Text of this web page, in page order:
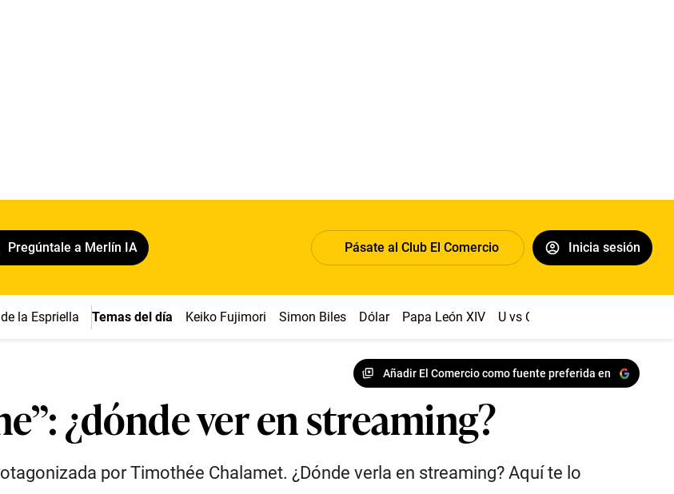
Pregúntale a Merlín IA Pásate al Club El Comercio Inicia sesión
la Espriella Temas del día Keiko Fujimori Simon Biles Dólar Papa León XIV U vs Cristal
Añadir El Comercio como fuente preferida en
¿dónde ver en streaming?
por Timothée Chalamet. ¿Dónde verla en streaming? Aquí te lo